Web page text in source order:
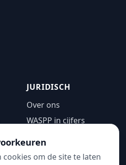
JURIDISCH
Over ons
WASPP in cijfers
Privacybeleid
cookies om de site te laten